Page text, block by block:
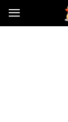
Toysboard.pl